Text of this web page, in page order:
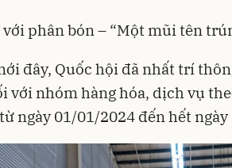
với phân bón – “Một mũi tên
đây, Quốc hội đã nhất trí
với nhóm hàng hóa, dịch vụ
ngày 01/01/2024 đến hết